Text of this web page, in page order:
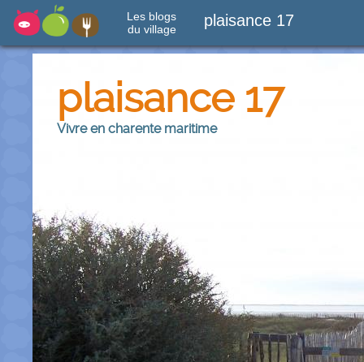
Les blogs
du village
plaisance 17
plaisance 17
Vivre en charente maritime